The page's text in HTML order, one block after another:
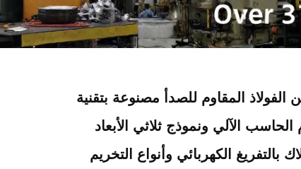
المقاوم للصدأ مصنوعة بتقنية
الحاسب الآلي ونموذج ثلاثي الأبعاد
بالتفريغ الكهربائي وأنواع التخريم